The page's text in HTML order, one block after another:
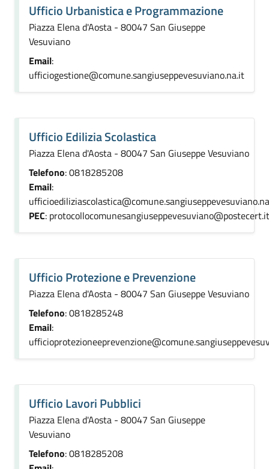
Ufficio Urbanistica e Programmazione
Piazza Elena d'Aosta - 80047 San Giuseppe
Vesuviano
Email:
ufficiogestione@comune.sangiuseppevesuviano.na.it
Ufficio Edilizia Scolastica
Piazza Elena d'Aosta - 80047 San Giuseppe Vesuviano
Telefono: 0818285208
Email:
PEC: protocollocomunesangiuseppevesuviano@postecert.it
Ufficio Protezione e Prevenzione
Piazza Elena d'Aosta - 80047 San Giuseppe Vesuviano
Telefono: 0818285248
Email:
Ufficio Lavori Pubblici
Piazza Elena d'Aosta - 80047 San Giuseppe
Vesuviano
Telefono: 0818285208